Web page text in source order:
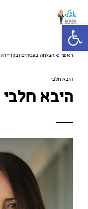
פתח סרגל נגישות
ראשי » הצלחה בעסקים ובקריירה
היבא חלבי
היבא חלבי